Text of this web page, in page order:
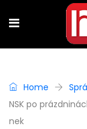
Home
NSK po
nek